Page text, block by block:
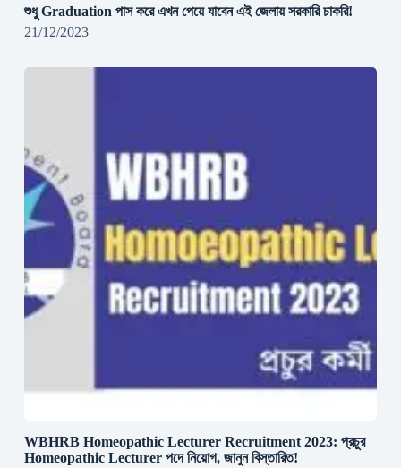
শুধু Graduation পাস করে এখন পেয়ে যাবেন এই জেলায় সরকারি চাকরি!
21/12/2023
WBHRB Homeopathic Lecturer Recruitment 2023: প্রচুর
Homeopathic Lecturer পদে নিয়োগ, জানুন বিস্তারিত!